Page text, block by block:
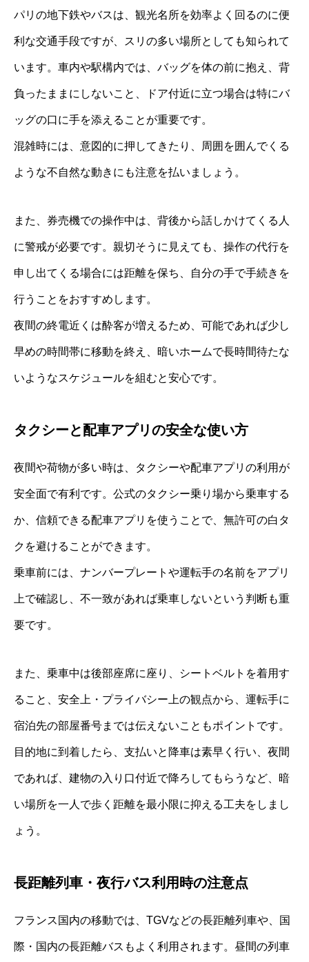
パリの地下鉄やバスは、観光名所を効率よく回るのに便
利な交通手段ですが、スリの多い場所としても知られて
います。車内や駅構内では、バッグを体の前に抱え、背
負ったままにしないこと、ドア付近に立つ場合は特にバ
ッグの口に手を添えることが重要です。
混雑時には、意図的に押してきたり、周囲を囲んでくる
ような不自然な動きにも注意を払いましょう。
また、券売機での操作中は、背後から話しかけてくる人
に警戒が必要です。親切そうに見えても、操作の代行を
申し出てくる場合には距離を保ち、自分の手で手続きを
行うことをおすすめします。
夜間の終電近くは酔客が増えるため、可能であれば少し
早めの時間帯に移動を終え、暗いホームで長時間待たな
いようなスケジュールを組むと安心です。
タクシーと配車アプリの安全な使い方
夜間や荷物が多い時は、タクシーや配車アプリの利用が
安全面で有利です。公式のタクシー乗り場から乗車する
か、信頼できる配車アプリを使うことで、無許可の白タ
クを避けることができます。
乗車前には、ナンバープレートや運転手の名前をアプリ
上で確認し、不一致があれば乗車しないという判断も重
要です。
また、乗車中は後部座席に座り、シートベルトを着用す
ること、安全上・プライバシー上の観点から、運転手に
宿泊先の部屋番号までは伝えないこともポイントです。
目的地に到着したら、支払いと降車は素早く行い、夜間
であれば、建物の入り口付近で降ろしてもらうなど、暗
い場所を一人で歩く距離を最小限に抑える工夫をしまし
ょう。
長距離列車・夜行バス利用時の注意点
フランス国内の移動では、TGVなどの長距離列車や、国
際・国内の長距離バスもよく利用されます。昼間の列車